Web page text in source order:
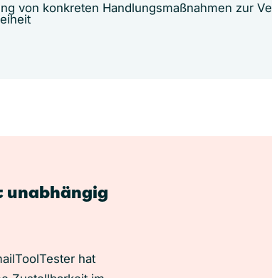
von konkreten Handlungsmaßnahmen zur
unabhängig
hat